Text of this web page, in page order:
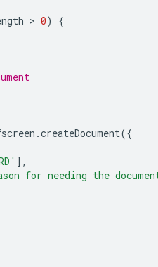
> 0)
{
.createDocument({
],
for needing the